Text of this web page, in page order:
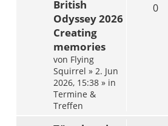
British
Odyssey 2026
Creating
memories
von Flying
Squirrel » 2. Jun
2026, 15:38 » in
Termine &
Treffen
0